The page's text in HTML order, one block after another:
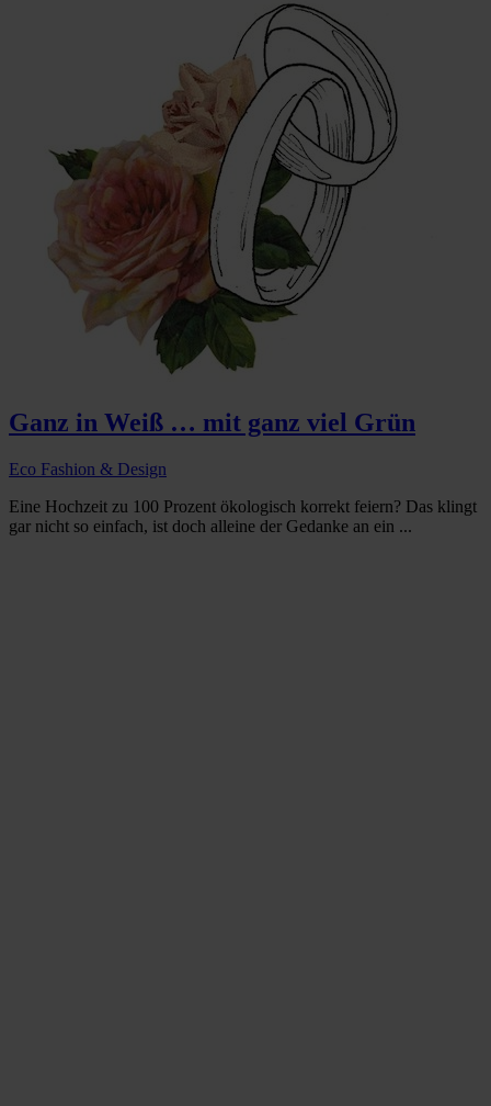
Ganz in Weiß … mit ganz viel Grün
Eco Fashion & Design
Eine Hochzeit zu 100 Prozent ökologisch korrekt feiern? Das klingt
gar nicht so einfach, ist doch alleine der Gedanke an ein ...